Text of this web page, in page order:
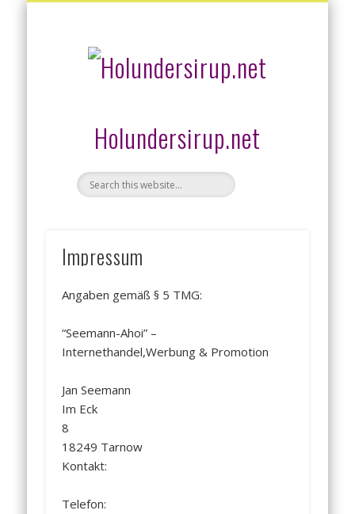
Holundersirup.net
HOLUNDER
HOLUNDERSIRUP AKTUELLE ANGEBOTE
HOLUNDERSIRUP HOLUNDER SIRUP
HOLUNDERSIRUP KAUFEN
HOLUNDERSIRUP SELBER MACHEN
Impressum
Angaben gemäß § 5 TMG:
“Seemann-Ahoi” –
Internethandel,Werbung & Promotion
Jan Seemann
Im Eck
8
18249 Tarnow
Kontakt:
Telefon: